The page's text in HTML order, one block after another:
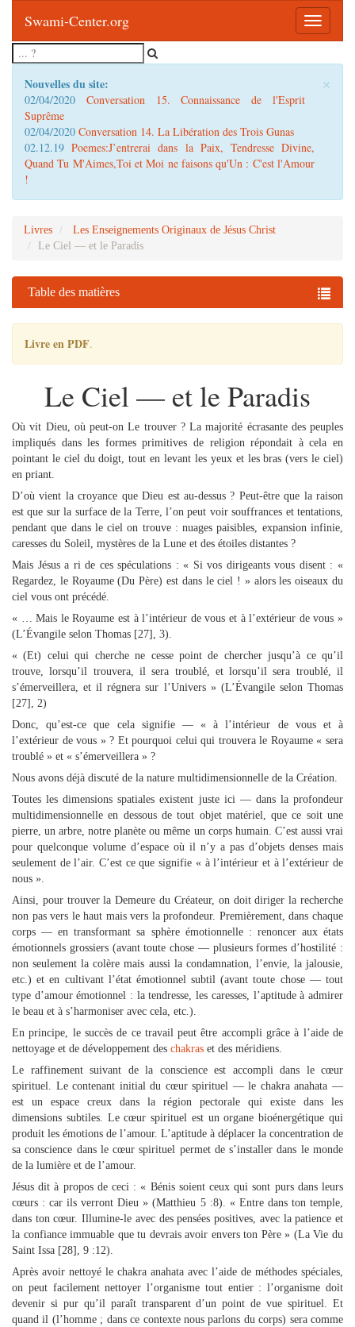
Toggle
Swami-Center.org
×
Nouvelles du site:
02/04/2020 Conversation 15. Connaissance de l'Esprit
Suprême
02/04/2020 Conversation 14. La Libération des Trois Gunas
02.12.19Poemes:J’entrerai dans la Paix, Tendresse Divine,
Quand Tu M'Aimes,Toi et Moi ne faisons qu'Un : C'est l'Amour
!
Livres
Les Enseignements Originaux de Jésus Christ
Le Ciel — et le Paradis
Table des matières
Livre en PDF.
Le Ciel — et le Paradis
Où vit Dieu, où peut-on Le trouver ? La majorité écrasante des peuples
impliqués dans les formes primitives de religion répondait à cela en
pointant le ciel du doigt, tout en levant les yeux et les bras (vers le ciel)
en priant.
D’où vient la croyance que Dieu est au-dessus ? Peut-être que la raison
est que sur la surface de la Terre, l’on peut voir souffrances et tentations,
pendant que dans le ciel on trouve : nuages paisibles, expansion infinie,
caresses du Soleil, mystères de la Lune et des étoiles distantes ?
Mais Jésus a ri de ces spéculations : « Si vos dirigeants vous disent : «
Regardez, le Royaume (Du Père) est dans le ciel ! » alors les oiseaux du
ciel vous ont précédé.
« … Mais le Royaume est à l’intérieur de vous et à l’extérieur de vous »
(L’Évangile selon Thomas [27], 3).
« (Et) celui qui cherche ne cesse point de chercher jusqu’à ce qu’il
trouve, lorsqu’il trouvera, il sera troublé, et lorsqu’il sera troublé, il
s’émerveillera, et il régnera sur l’Univers » (L’Évangile selon Thomas
[27], 2)
Donc, qu’est-ce que cela signifie — « à l’intérieur de vous et à
l’extérieur de vous » ? Et pourquoi celui qui trouvera le Royaume « sera
troublé » et « s’émerveillera » ?
Nous avons déjà discuté de la nature multidimensionnelle de la Création.
Toutes les dimensions spatiales existent juste ici — dans la profondeur
multidimensionnelle en dessous de tout objet matériel, que ce soit une
pierre, un arbre, notre planète ou même un corps humain. C’est aussi vrai
pour quelconque volume d’espace où il n’y a pas d’objets denses mais
seulement de l’air. C’est ce que signifie « à l’intérieur et à l’extérieur de
nous ».
Ainsi, pour trouver la Demeure du Créateur, on doit diriger la recherche
non pas vers le haut mais vers la profondeur. Premièrement, dans chaque
corps — en transformant sa sphère émotionnelle : renoncer aux états
émotionnels grossiers (avant toute chose — plusieurs formes d’hostilité :
non seulement la colère mais aussi la condamnation, l’envie, la jalousie,
etc.) et en cultivant l’état émotionnel subtil (avant toute chose — tout
type d’amour émotionnel : la tendresse, les caresses, l’aptitude à admirer
le beau et à s’harmoniser avec cela, etc.).
En principe, le succès de ce travail peut être accompli grâce à l’aide de
nettoyage et de développement des chakras et des méridiens.
Le raffinement suivant de la conscience est accompli dans le cœur
spirituel. Le contenant initial du cœur spirituel — le chakra anahata —
est un espace creux dans la région pectorale qui existe dans les
dimensions subtiles. Le cœur spirituel est un organe bioénergétique qui
produit les émotions de l’amour. L’aptitude à déplacer la concentration de
sa conscience dans le cœur spirituel permet de s’installer dans le monde
de la lumière et de l’amour.
Jésus dit à propos de ceci : « Bénis soient ceux qui sont purs dans leurs
cœurs : car ils verront Dieu » (Matthieu 5 :8). « Entre dans ton temple,
dans ton cœur. Illumine-le avec des pensées positives, avec la patience et
la confiance immuable que tu devrais avoir envers ton Père » (La Vie du
Saint Issa [28], 9 :12).
Après avoir nettoyé le chakra anahata avec l’aide de méthodes spéciales,
on peut facilement nettoyer l’organisme tout entier : l’organisme doit
devenir si pur qu’il paraît transparent d’un point de vue spirituel. Et
quand il (l’homme ; dans ce contexte nous parlons du corps) sera comme